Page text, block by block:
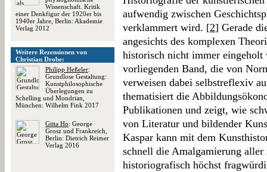
Wissenschaft. Kritik
einer Denkfigur der 1920er bis
1940er Jahre, Berlin: Akademie
Verlag 2012
Weitere Rezensionen von
Christian Drobe:
Philipp Heßeler:
Grundlose Gestaltung:
Kunstphilosophische
Überlegungen zu
Schelling und Mondrian,
München: Wilhelm Fink 2017
Gitta Ho: George
Grosz und Frankreich,
Berlin: Dietrich Reimer
Verlag 2016
aufwendig zwischen
verklammert wird. [2] Gerade
angesichts des komplexen
historisch nicht immer
vorliegenden Band, die von
verweisen dabei selbstreflexiv
thematisiert die
Publikationen und zeigt, wie
von Literatur und bildender
Kaspar kann mit dem
schnell die Amalgamierung
historiografisch höchst